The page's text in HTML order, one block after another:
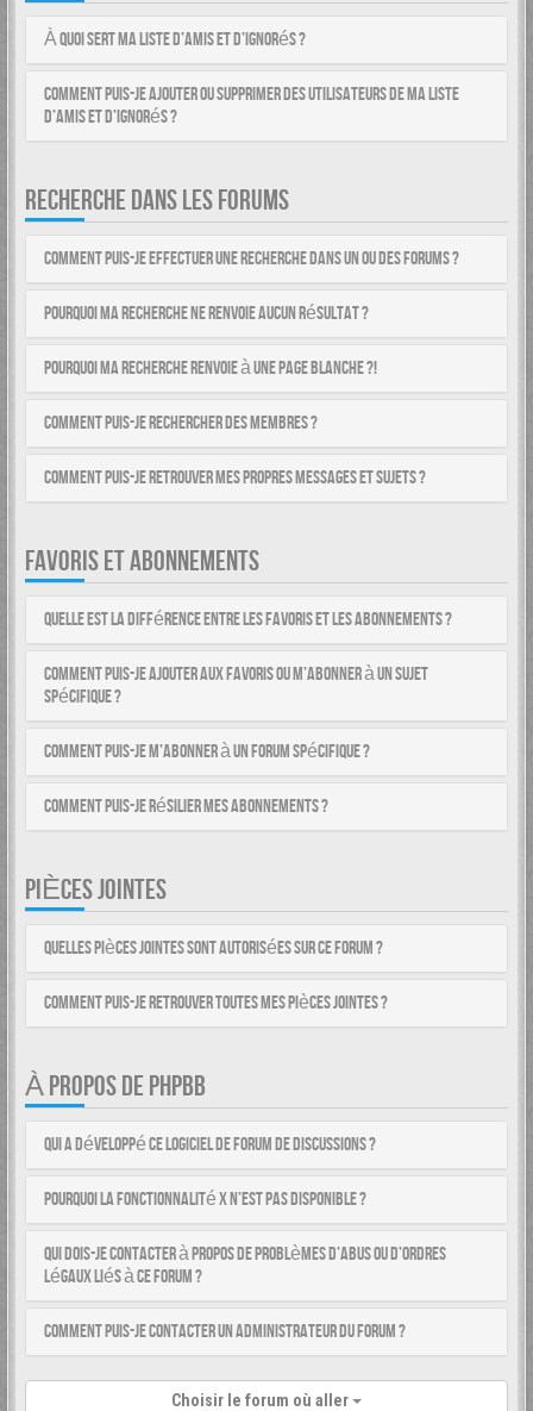
À quoi sert ma liste d’amis et d’ignorés ?
Comment puis-je ajouter ou supprimer des utilisateurs de ma liste
d’amis et d’ignorés ?
RECHERCHE DANS LES FORUMS
Comment puis-je effectuer une recherche dans un ou des forums ?
Pourquoi ma recherche ne renvoie aucun résultat ?
Pourquoi ma recherche renvoie à une page blanche ?!
Comment puis-je rechercher des membres ?
Comment puis-je retrouver mes propres messages et sujets ?
FAVORIS ET ABONNEMENTS
Quelle est la différence entre les favoris et les abonnements ?
Comment puis-je ajouter aux favoris ou m’abonner à un sujet
spécifique ?
Comment puis-je m’abonner à un forum spécifique ?
Comment puis-je résilier mes abonnements ?
PIÈCES JOINTES
Quelles pièces jointes sont autorisées sur ce forum ?
Comment puis-je retrouver toutes mes pièces jointes ?
À PROPOS DE PHPBB
Qui a développé ce logiciel de forum de discussions ?
Pourquoi la fonctionnalité X n’est pas disponible ?
Qui dois-je contacter à propos de problèmes d’abus ou d’ordres
légaux liés à ce forum ?
Comment puis-je contacter un administrateur du forum ?
Choisir le forum où aller